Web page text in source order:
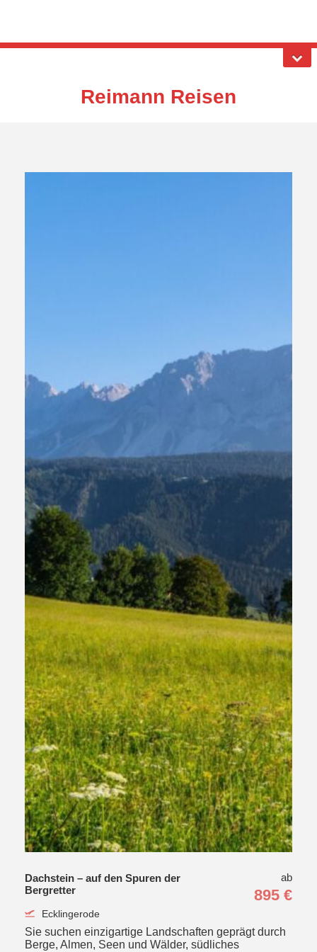
Reimann Reisen
Dachstein – auf den Spuren der
Bergretter
ab
895 €
Ecklingerode
Sie suchen einzigartige Landschaften geprägt durch
Berge, Almen, Seen und Wälder, südliches